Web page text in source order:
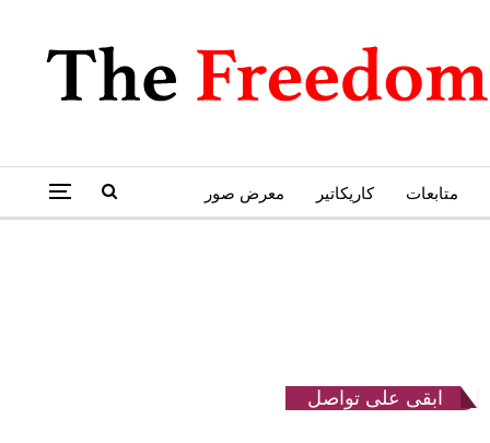
متابعات كاريكاتير معرض صور
ابقى على تواصل